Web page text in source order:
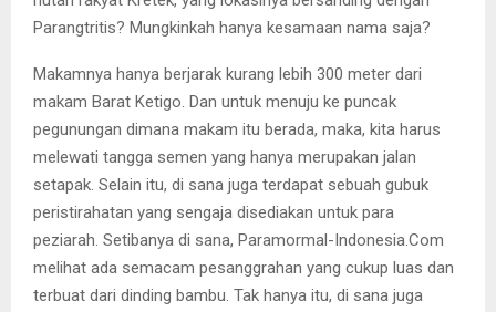
Parangtritis? Mungkinkah hanya kesamaan nama saja?
Makamnya hanya berjarak kurang lebih 300 meter dari
makam Barat Ketigo. Dan untuk menuju ke puncak
pegunungan dimana makam itu berada, maka, kita harus
melewati tangga semen yang hanya merupakan jalan
setapak. Selain itu, di sana juga terdapat sebuah gubuk
peristirahatan yang sengaja disediakan untuk para
peziarah. Setibanya di sana, Paramormal-Indonesia.Com
melihat ada semacam pesanggrahan yang cukup luas dan
terbuat dari dinding bambu. Tak hanya itu, di sana juga